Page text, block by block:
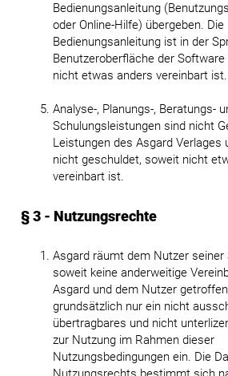
Bedienungsanleitung
oder Online-Hilfe) übergeben. Die
Bedienungsanleitung ist in der
Benutzeroberfläche der
nicht etwas anders vereinbart ist.
Analyse-, Planungs-, Beratungs-
Schulungsleistungen sind nicht
Leistungen des Asgard Verlages
nicht geschuldet, soweit nicht
vereinbart ist.
§ 3 - Nutzungsrechte
Asgard räumt dem Nutzer
soweit keine anderweitige
Asgard und dem Nutzer
grundsätzlich nur ein nicht
übertragbares und nicht
zur Nutzung im Rahmen dieser
Nutzungsbedingungen ein. Die